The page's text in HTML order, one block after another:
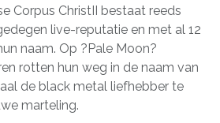
Corpus ChristII bestaat reeds
live-reputatie en met al 12
naam. Op ?Pale Moon?
rotten hun weg in de naam van
de black metal liefhebber te
marteling.